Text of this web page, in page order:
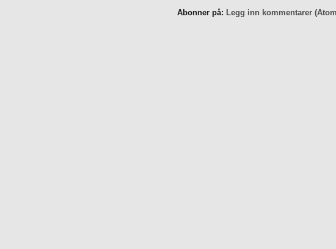
Abonner på: Legg inn kommentarer